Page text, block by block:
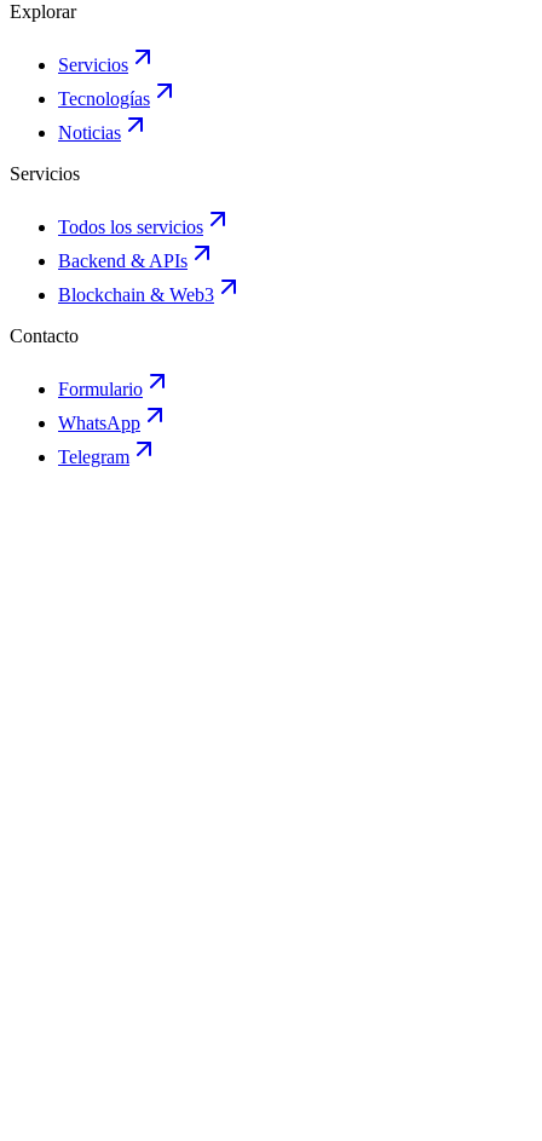
Explorar
Servicios
Tecnologías
Noticias
Servicios
Todos los servicios
Backend & APIs
Blockchain & Web3
Contacto
Formulario
WhatsApp
Telegram